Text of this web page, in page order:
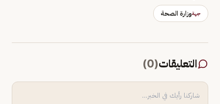
جهةوزارة الصحة
التعليقات(
0
)